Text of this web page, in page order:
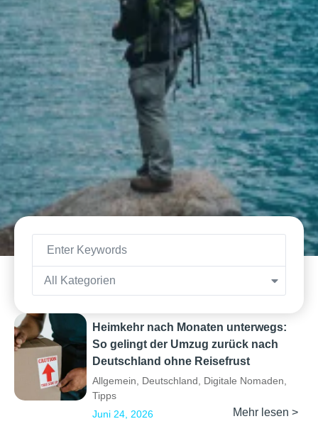
All Kategorien
Heimkehr nach Monaten unterwegs:
So gelingt der Umzug zurück nach
Deutschland ohne Reisefrust
Allgemein, Deutschland, Digitale Nomaden,
Tipps
Juni 24, 2026
Mehr lesen >